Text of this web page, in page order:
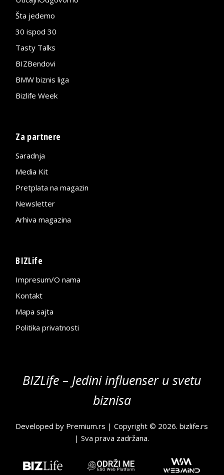
Šta jedemo
30 ispod 30
Tasty Talks
BIZBendovi
BMW biznis liga
Bizlife Week
Za partnere
Saradnja
Media Kit
Pretplata na magazin
Newsletter
Arhiva magazina
BIZLife
Impresum/O nama
Kontakt
Mapa sajta
Politika privatnosti
BIZLife – Jedini influenser u svetu
biznisa
Developed by Premium.rs | Copyright © 2026.bizlife.rs
| Sva prava zadržana.